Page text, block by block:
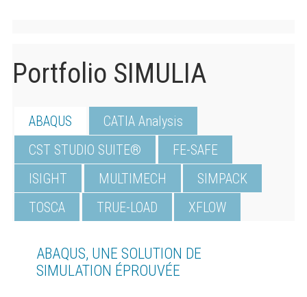
Portfolio SIMULIA
ABAQUS
CATIA Analysis
CST STUDIO SUITE®
FE-SAFE
ISIGHT
MULTIMECH
SIMPACK
TOSCA
TRUE-LOAD XFLOW
ABAQUS, UNE SOLUTION DE
SIMULATION ÉPROUVÉE